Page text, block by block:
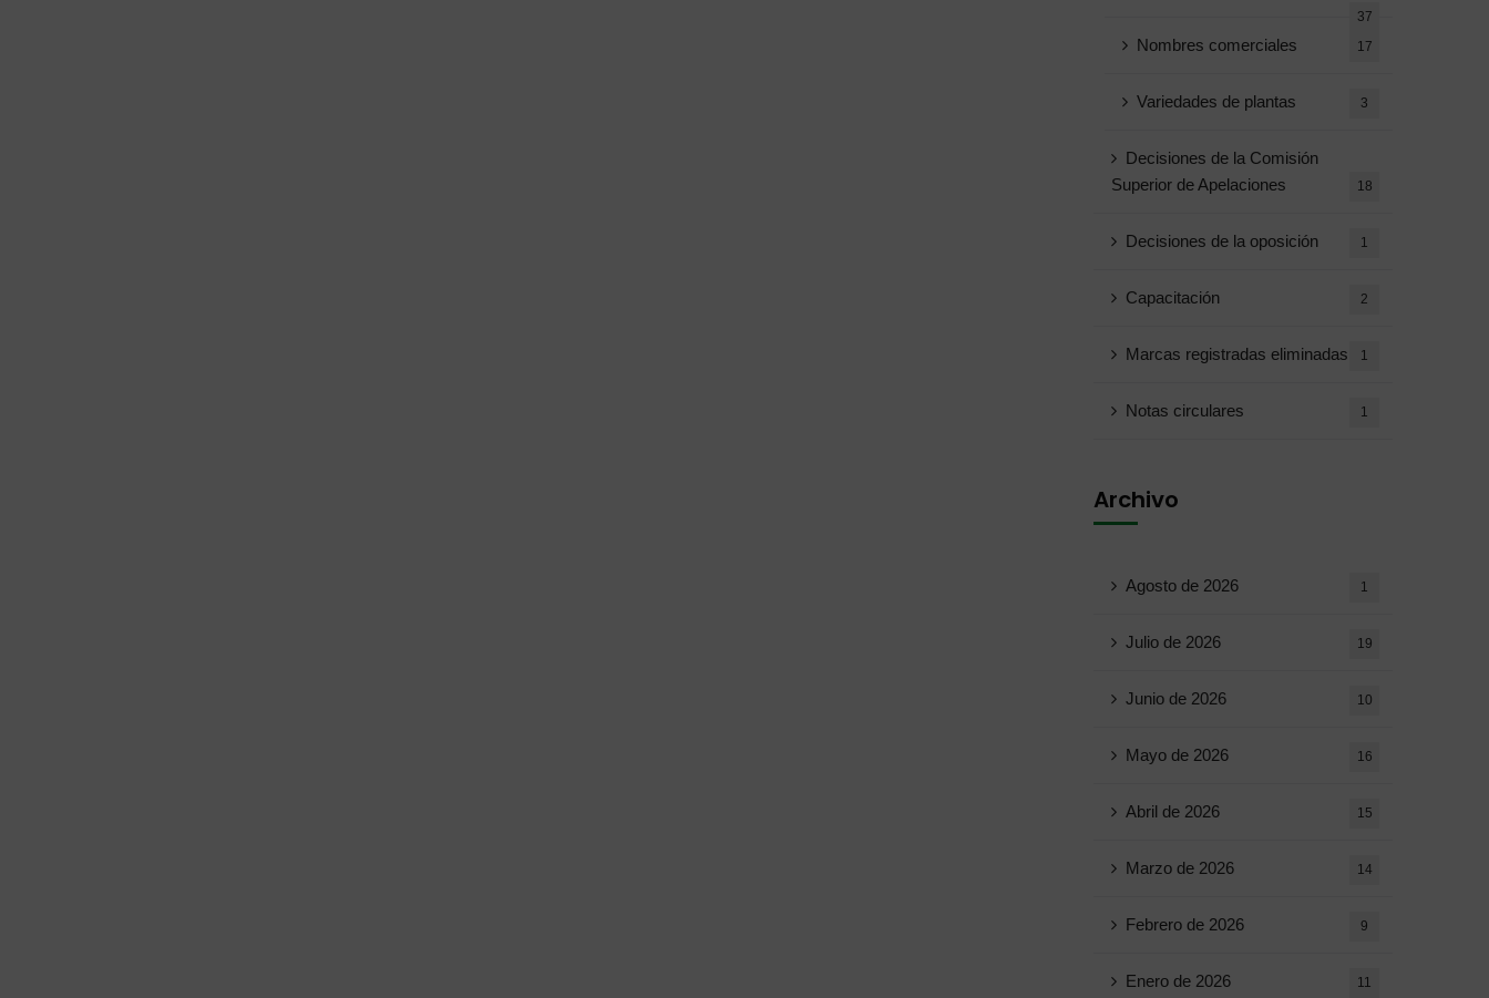
37
Nombres comerciales 17
Variedades de plantas 3
Decisiones de la Comisión
Superior de Apelaciones
18
Decisiones de la oposición 1
Capacitación 2
Marcas registradas eliminadas 1
Notas circulares 1
Archivo
Agosto de 2026 1
Julio de 2026 19
Junio ​​de 2026 10
Mayo de 2026 16
Abril de 2026 15
Marzo de 2026 14
Febrero de 2026 9
Enero de 2026 11